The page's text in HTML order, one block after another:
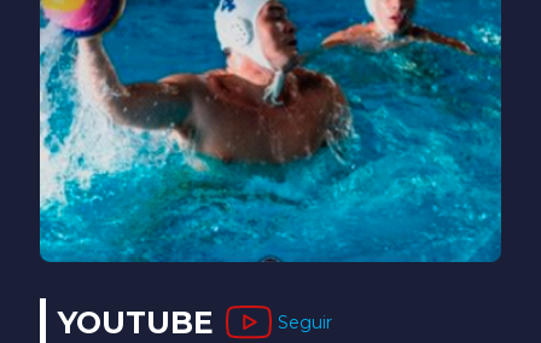
YOUTUBE Seguir